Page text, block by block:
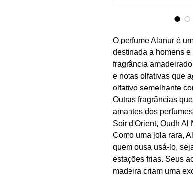
O perfume Alanur é
destinada a homens
fragrância
e notas olfativas que
olfativo semelhante
Outras fragrâncias
amantes dos
Soir d'Оrient, Oudh Al
Como uma joia rara,
quem ousa usá-lo,
estações frias. Seus
madeira criam uma